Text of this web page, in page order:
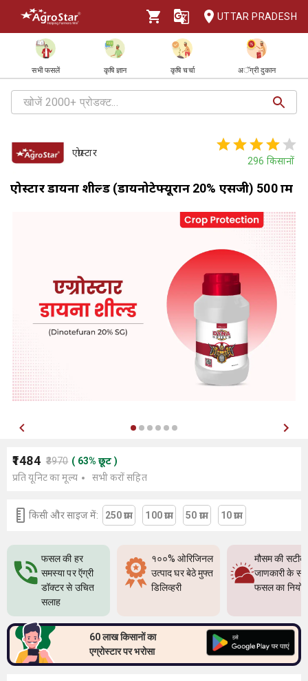
UTTAR PRADESH
सभी फसलें कृषि ज्ञान कृषि चर्चा अॅग्री दुकान
एग्रोस्टार
296 किसानों
एग्रोस्टार डायना शील्ड (डायनोटेफ्यूरान 20% एसजी) 500 ग्राम
₹1484 ₹3970 ( 63% छूट )
प्रति यूनिट का मूल्य
सभी करों सहित
किसी और साइज में: 250 ग्राम 100 ग्राम 50 ग्राम 10 ग्राम
फसल की हर
समस्या पर ऍग्री
डॉक्टर से उचित
सलाह
१००% ओरिजिनल
उत्पाद घर बेठे मुफ्त
डिलिव्हरी
मौसम की सटीक
जाणकारी के
फसल का
60 लाख किसानों का
एग्रोस्टार पर भरोसा